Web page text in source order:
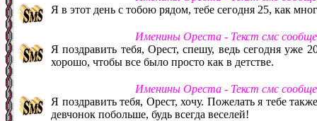
Я в этот день с тобою рядом, тебе сегодня 25, как
Именины Ореста - Текст смс
Я поздравить тебя, Орест, спешу, ведь сегодня уже
хорошо, чтобы все было просто как в детстве.
Именины Ореста - Текст смс
Я поздравить тебя, Орест, хочу. Пожелать я тебе
девчонок побольше, будь всегда веселей!